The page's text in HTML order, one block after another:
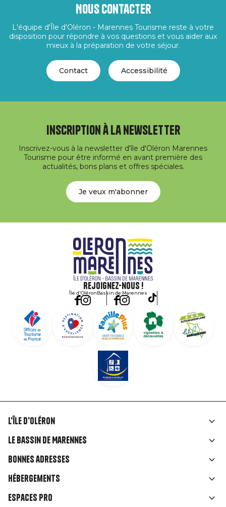
Nous contacter
L'équipe d'Île d'Oléron - Marennes Tourisme reste à votre
disposition pour répondre à vos questions et vous aider aux
mieux à la préparation de votre séjour.
Contact Accessibilité
Inscription à la newsletter
Inscrivez-vous à la newsletter d'île d'Oléron Marennes
Tourisme pour être informé en avant première des
actualités, bons plans et offres spéciales.
Je veux m'abonner
Rejoignez-nous !
Île d'OléronBassin de Marennes
Liens
rubriques
L'île d'Oléron
Le Bassin de Marennes
Bonnes adresses
Hébergements
Espaces Pro